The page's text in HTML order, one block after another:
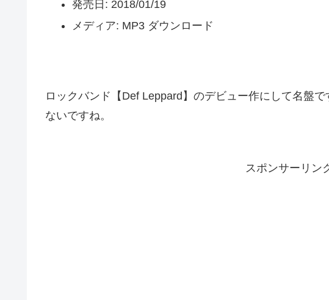
発売日: 2018/01/19
メディア: MP3 ダウンロード
ロックバンド【Def Leppard】のデビュー作にして名盤
ないですね。
スポンサーリン